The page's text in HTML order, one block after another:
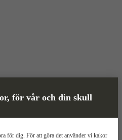
för vår och din skull
för dig. För att göra det använder vi kakor